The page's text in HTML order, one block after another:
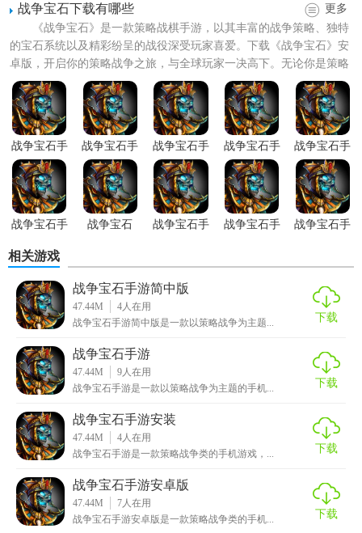
3. 利用地形：不同地形对军队有不同的影响，合理利用地形
优势可以事半功倍。
4. 灵活指挥：在战斗中，根据战场形势灵活调整军队指挥，
避免被敌人集中攻击。
5. 学习战术：观看教学视频或阅读攻略，学习其他玩家的战
术和策略，提高自己的游戏水平。
【战争宝石手游中文版内容】
1. 多种战役模式：包括单人战役、多人对战等。
2. 丰富的地图场景：包括草原、沙漠、雪地等多种地形。
3. 多样的军队和武器：包括步兵、骑兵、炮兵等不同类型的
军队以及手枪、步枪、火炮等武器。
获得经验值，提升等级和属性。
5. 社交系统：玩家可以添加好友、组建联盟，共同战斗。
【战争宝石手游中文版用法】
1. 下载安装：在手机应用商店搜索“战争宝石手游中文版”并下
载安装。
2. 注册登录：打开游戏后注册账号并登录。
战争宝石下载有哪些
更多
《战争宝石》是一款策略战棋手游，以其丰富的战争策略、独特
的宝石系统以及精彩纷呈的战役深受玩家喜爱。下载《战争宝石》安
卓版，开启你的策略战争之旅，与全球玩家一决高下。无论你是策略
游戏的新手还是老鸟，都能...
战争宝石手
游简中版
战争宝石手
游完整版
战争宝石手
游免内购版
战争宝石手
游正式版
战争宝石手
游通用版
战争宝石手
版
战争宝石
战争宝石手
战争宝石手
战争宝石手
相关游戏
战争宝石手游简中版
47.44M 4人在用
战争宝石手游简中版是一款以策略战争为主题...
下载
战争宝石手游
47.44M 9人在用
战争宝石手游是一款以策略战争为主题的手机...
下载
战争宝石手游安装
47.44M 4人在用
战争宝石手游是一款策略战争类的手机游戏，...
下载
战争宝石手游安卓版
47.44M 7人在用
战争宝石手游安卓版是一款策略战争类的手机...
下载